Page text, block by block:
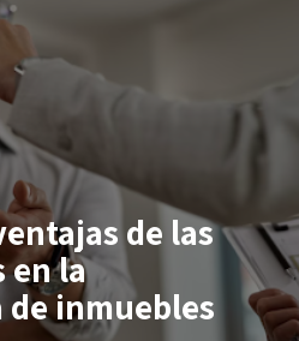
de las
en la
inmuebles